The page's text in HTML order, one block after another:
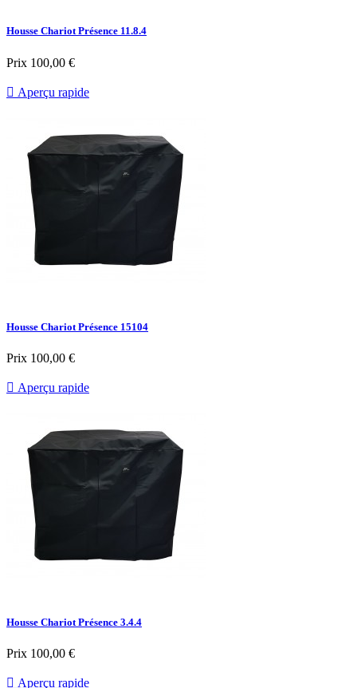
Housse Chariot Présence 11.8.4
Prix 100,00 €
 Aperçu rapide
Housse Chariot Présence 15104
Prix 100,00 €
 Aperçu rapide
Housse Chariot Présence 3.4.4
Prix 100,00 €
 Aperçu rapide